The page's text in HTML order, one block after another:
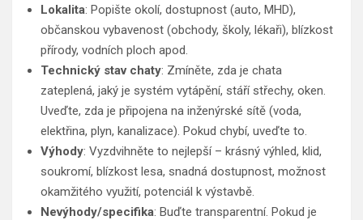
Lokalita: Popište okolí, dostupnost (auto, MHD),
občanskou vybavenost (obchody, školy, lékaři), blízkost
přírody, vodních ploch apod.
Technický stav chaty: Zmíněte, zda je chata
zateplená, jaký je systém vytápění, stáří střechy, oken.
Uveďte, zda je připojena na inženýrské sítě (voda,
elektřina, plyn, kanalizace). Pokud chybí, uveďte to.
Výhody: Vyzdvihněte to nejlepší – krásný výhled, klid,
soukromí, blízkost lesa, snadná dostupnost, možnost
okamžitého využití, potenciál k výstavbě.
Nevýhody/specifika: Buďte transparentní. Pokud je